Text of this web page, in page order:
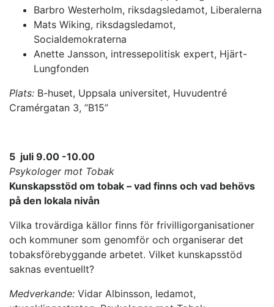
Barbro Westerholm, riksdagsledamot, Liberalerna
Mats Wiking, riksdagsledamot,
Socialdemokraterna
Anette Jansson, intressepolitisk expert, Hjärt-
Lungfonden
Plats: B-huset, Uppsala universitet, Huvudentré
Cramérgatan 3, ”B15”
5 juli 9.00 -10.00
Psykologer mot Tobak
Kunskapsstöd om tobak – vad finns och vad behövs
på den lokala nivån
Vilka trovärdiga källor finns för frivilligorganisationer
och kommuner som genomför och organiserar det
tobaksförebyggande arbetet. Vilket kunskapsstöd
saknas eventuellt?
Medverkande: Vidar Albinsson, ledamot,